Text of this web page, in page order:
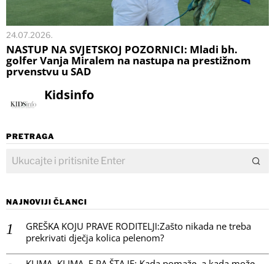
24.07.2026.
NASTUP NA SVJETSKOJ POZORNICI: Mladi bh.
golfer Vanja Miralem na nastupa na prestižnom
prvenstvu u SAD
Kidsinfo
PRETRAGA
NAJNOVIJI ČLANCI
GREŠKA KOJU PRAVE RODITELJI:Zašto nikada ne treba
prekrivati dječja kolica pelenom?